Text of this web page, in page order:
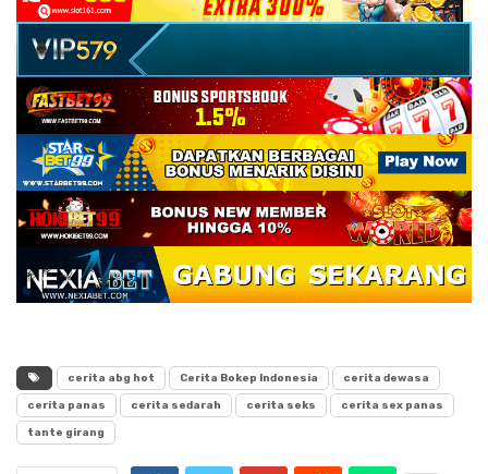
cerita abg hot Cerita Bokep Indonesia cerita dewasa
cerita panas cerita sedarah cerita seks cerita sex panas
tante girang